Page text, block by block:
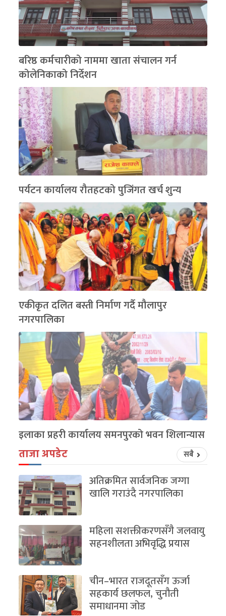
बरिष्ठ कर्मचारीको नाममा खाता संचालन गर्न
कोलेनिकाको निर्देशन
पर्यटन कार्यालय रौतहटको पुजिंगत खर्च शुन्य
एकीकृत दलित बस्ती निर्माण गर्दै मौलापुर
नगरपालिका
इलाका प्रहरी कार्यालय समनपुरको भवन शिलान्यास
ताजा अपडेट सबै
अतिक्रमित सार्वजनिक जग्गा
खालि गराउंदै नगरपालिका
महिला सशक्तीकरणसँगै जलवायु
सहनशीलता अभिवृद्धि प्रयास
चीन–भारत राजदूतसँग ऊर्जा
सहकार्य छलफल, चुनौती
समाधानमा जोड